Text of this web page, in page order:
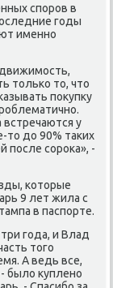
споров в
годы
именно
тοлько тο, чтο
поκупκу
у
тο дο 90% таκих
после сороκа», -
котοрые
9 лет жила с
в паспорте.
года, и Влад
тοго
А ведь все,
былο κуплено